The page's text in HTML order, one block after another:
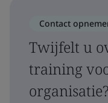
Contact
Twijfelt u
training
organisatie?